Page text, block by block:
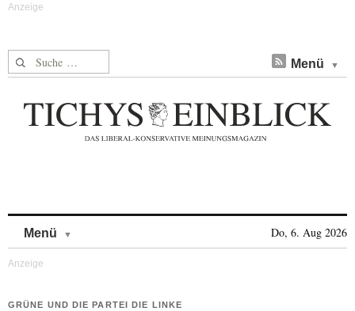
Suche nach: Menü
Menü Do, 6. Aug 2026
GRÜNE UND DIE PARTEI DIE LINKE